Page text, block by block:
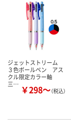
ジェットストリーム
３色ボールペン アス
クル限定カラー軸
三… ￥298～（税込）